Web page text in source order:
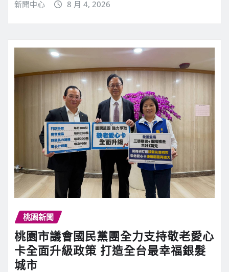
新聞中心 8 月 4, 2026
桃園新聞
桃園市議會國民黨團全力支持敬老愛心
卡全面升級政策 打造全台最幸福銀髮
城市